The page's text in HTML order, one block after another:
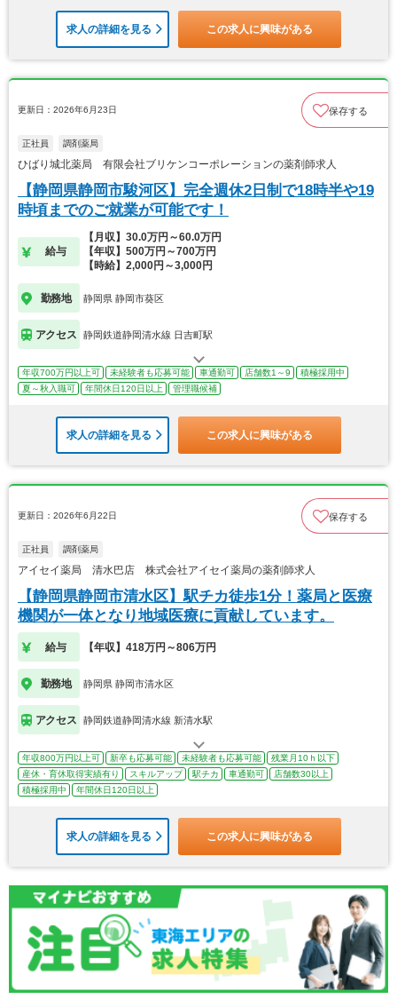
求人の詳細を見る この求人に興味がある
更新日：2026年6月23日 保存する
正社員 調剤薬局
ひばり城北薬局 有限会社ブリケンコーポレーションの薬剤師求人
【静岡県静岡市駿河区】完全週休2日制で18時半や19
時頃までのご就業が可能です！
給与
【月収】30.0万円～60.0万円
【年収】500万円～700万円
【時給】2,000円～3,000円
勤務地 静岡県 静岡市葵区
アクセス 静岡鉄道静岡清水線 日吉町駅
年収700万円以上可 未経験者も応募可能 車通勤可 店舗数1～9
積極採用中
夏～秋入職可
年間休日120日以上 管理職候補
求人の詳細を見る この求人に興味がある
更新日：2026年6月22日 保存する
正社員 調剤薬局
アイセイ薬局 清水巴店 株式会社アイセイ薬局の薬剤師求人
【静岡県静岡市清水区】駅チカ徒歩1分！薬局と医療
機関が一体となり地域医療に貢献しています。
給与 【年収】418万円～806万円
勤務地 静岡県 静岡市清水区
アクセス 静岡鉄道静岡清水線 新清水駅
年収800万円以上可 新卒も応募可能 未経験者も応募可能
残業月10ｈ以下
産休・育休取得実績有り
スキルアップ 駅チカ 車通勤可
店舗数30以上
積極採用中
年間休日120日以上
求人の詳細を見る この求人に興味がある